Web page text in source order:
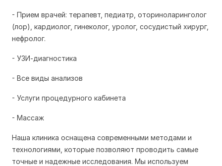
- Прием врачей: терапевт, педиатр, оториноларинголог
(лор), кардиолог, гинеколог, уролог, сосудистый хирург,
нефролог.
- УЗИ-диагностика
- Все виды анализов
- Услуги процедурного кабинета
- Массаж
Наша клиника оснащена современными методами и
технологиями, которые позволяют проводить самые
точные и надежные исследования. Мы используем